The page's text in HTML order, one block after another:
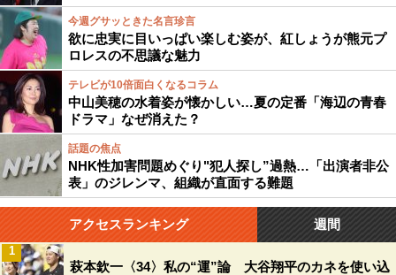
今週グサッときた名言珍言
欲に忠実に目いっぱい楽しむ姿が、紅しょうが熊元プ
ロレスの不思議な魅力
テレビが10倍面白くなるコラム
中山美穂の水着姿が懐かしい…夏の定番「海辺の青春
ドラマ」なぜ消えた？
話題の焦点
NHK性加害問題めぐり"犯人探し”過熱…「出演者非公
表」のジレンマ、組織が直面する難題
アクセスランキング 週間
萩本欽一〈34〉私の“運”論 大谷翔平のカネを使い込
1